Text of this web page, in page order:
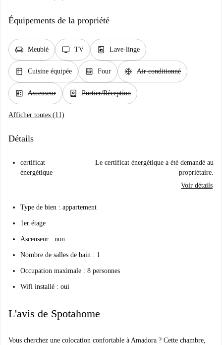
Équipements de la propriété
chair Meublé tv TV local_laundry_service Lave-linge
kitchen Cuisine équipée oven_gen Four ac_unit Air conditionné
elevator Ascenseur person_book Portier/Réception
Afficher toutes (11)
Détails
certificat
énergétique
Le certificat énergétique a été demandé au
propriétaire.
Voir détails
Type de bien : appartement
1er étage
Ascenseur : non
Nombre de salles de bain : 1
Occupation maximale : 8 personnes
Wifi installé : oui
L'avis de Spotahome
Vous cherchez une colocation confortable à Amadora ? Cette chambre,